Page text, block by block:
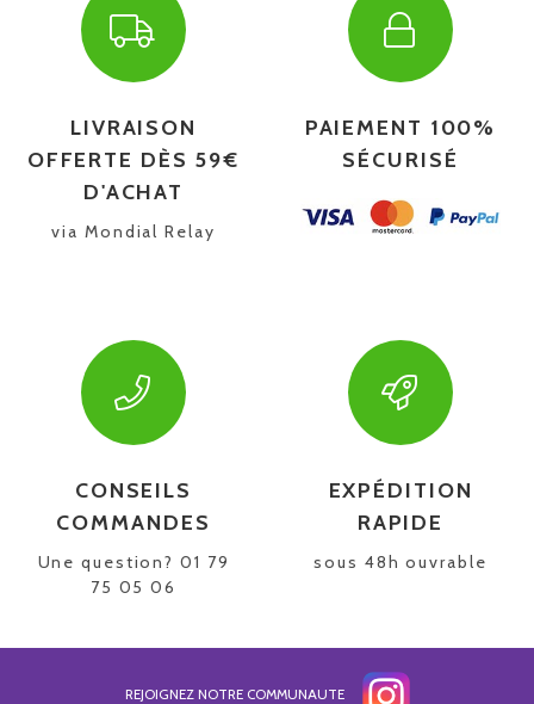
LIVRAISON
OFFERTE DÈS 59€
D'ACHAT
via Mondial Relay
PAIEMENT 100%
SÉCURISÉ
CONSEILS
COMMANDES
Une question? 01 79
75 05 06
EXPÉDITION
RAPIDE
sous 48h ouvrable
REJOIGNEZ NOTRE COMMUNAUTE